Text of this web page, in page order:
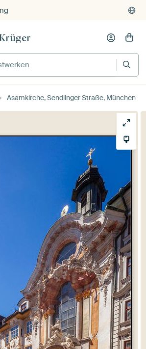
auf Bestellung
Asamkirche, Sendlinger Straße, München